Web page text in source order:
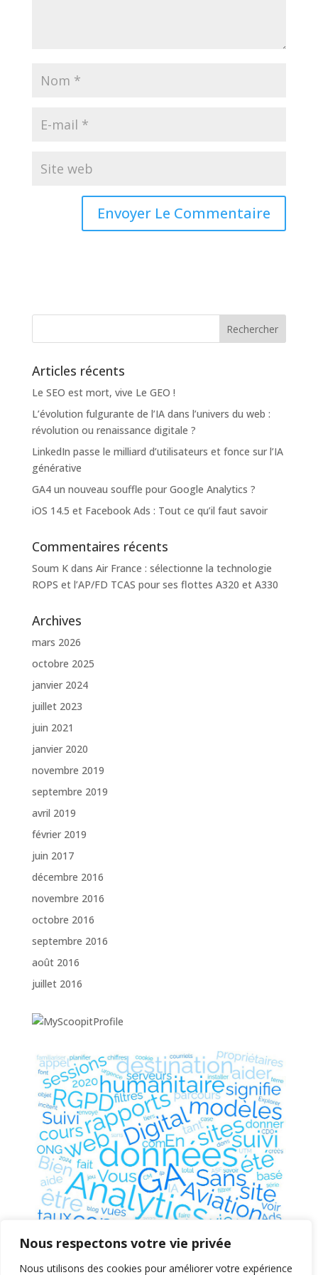
Nous respectons votre vie privée
Nous utilisons des cookies pour améliorer votre expérience
Articles récents
Le SEO est mort, vive Le GEO !
L’évolution fulgurante de l’IA dans l’univers du web :
révolution ou renaissance digitale ?
LinkedIn passe le milliard d’utilisateurs et fonce sur l’IA
générative
GA4 un nouveau souffle pour Google Analytics ?
iOS 14.5 et Facebook Ads : Tout ce qu’il faut savoir
Commentaires récents
Soum Kdans Air France : sélectionne la technologie
ROPS et l’AP/FD TCAS pour ses flottes A320 et A330
Archives
mars 2026
octobre 2025
janvier 2024
juillet 2023
juin 2021
janvier 2020
novembre 2019
septembre 2019
avril 2019
février 2019
juin 2017
décembre 2016
novembre 2016
octobre 2016
septembre 2016
août 2016
juillet 2016